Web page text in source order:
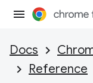
Docs
Reference